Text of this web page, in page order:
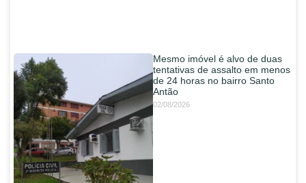
Mesmo imóvel é alvo de duas
tentativas de assalto em menos
de 24 horas no bairro Santo
Antão
02/08/2026